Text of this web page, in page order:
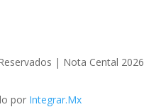
| Nota Cental 2026
por Integrar.Mx